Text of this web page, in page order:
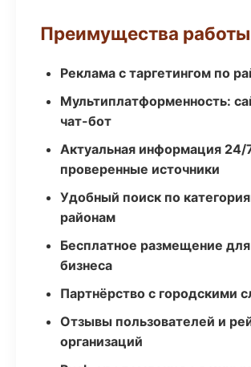
Преимущества
Реклама с таргетингом по
Мультиплатформенность:
чат-бот
Актуальная информация 24/
проверенные источники
Удобный поиск по
районам
Бесплатное размещение
бизнеса
Партнёрство с городскими
Отзывы пользователей и
организаций